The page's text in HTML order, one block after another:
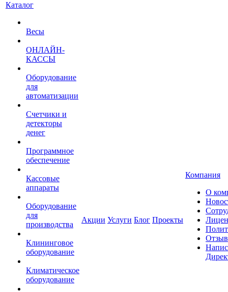
Каталог
Весы
ОНЛАЙН-
КАССЫ
Оборудование
для
автоматизации
Счетчики и
детекторы
денег
Программное
обеспечение
Кассовые
аппараты
Оборудование
для
производства
Клининговое
оборудование
Климатическое
оборудование
Акции Услуги Блог Проекты
Компания
О